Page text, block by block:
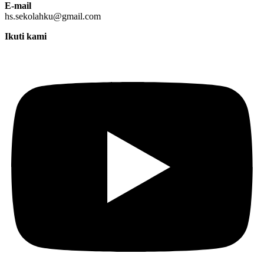
E-mail
hs.sekolahku@gmail.com
Ikuti kami